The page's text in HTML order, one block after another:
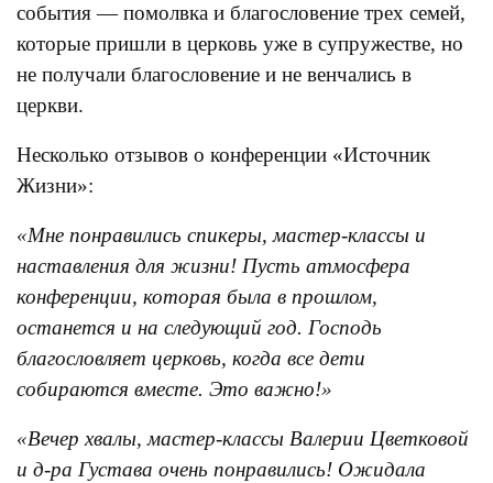
события — помолвка и благословение трех семей,
которые пришли в церковь уже в супружестве, но
не получали благословение и не венчались в
церкви.
Несколько отзывов о конференции «Источник
Жизни»:
«Мне понравились спикеры, мастер-классы и
наставления для жизни! Пусть атмосфера
конференции, которая была в прошлом,
останется и на следующий год. Господь
благословляет церковь, когда все дети
собираются вместе. Это важно!»
«Вечер хвалы, мастер-классы Валерии Цветковой
и д-ра Густава очень понравились! Ожидала